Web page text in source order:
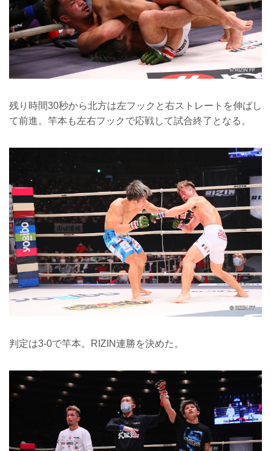
残り時間30秒から北方は左フックと右ストレートを伸ばし
て前進。竿本も左右フックで応戦して試合終了となる。
判定は3-0で竿本。RIZIN連勝を決めた。